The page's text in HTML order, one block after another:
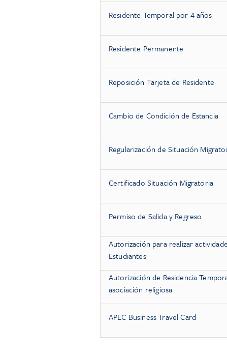
Residente Temporal por 4 años
Residente Permanente
Reposición Tarjeta de Residente
Cambio de Condición de Estancia
Regularización de Situación
Certificado Situación Migratoria
Permiso de Salida y Regreso
Autorización para realizar
Estudiantes
Autorización de Residencia
asociación religiosa
APEC Business Travel Card